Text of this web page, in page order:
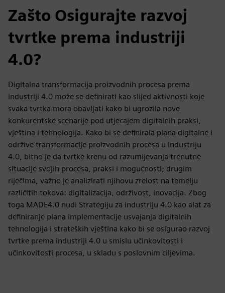
Zašto Osigurajte razvoj
tvrtke prema industriji
4.0?
Digitalna transformacija proizvodnih procesa prema
industriji 4.0 može se definirati kao slijed aktivnosti koje
svaka tvrtka mora obavljati kako bi ugrozila nove
konkurentske scenarije pod utjecajem digitalnih praksi,
vještina i tehnologija. Kako bi se definirala plana digitalne i
održive transformacije proizvodnih procesa u Industriju
4.0, bitno je da tvrtke krenu od razumijevanja trenutne
situacije svojih procesa, praksi i mogućnosti; drugim
riječima, važno je analizirati njihovu zrelost na temelju
različitih tokova: digitalizacija, održivost, inovacija. Zbog
toga MADE4.0 nudi Strategiju za industriju 4.0 kao alat za
definiranje plana implementacije usvajanja digitalnih
tehnologija i strateških vještina kako bi se osigurao razvoj
tvrtke prema industriji 4.0 u smislu učinkovitosti i
učinkovitosti procesa, u skladu s poslovnim ciljevima.